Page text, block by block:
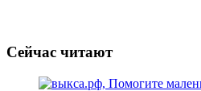
Сейчас читают